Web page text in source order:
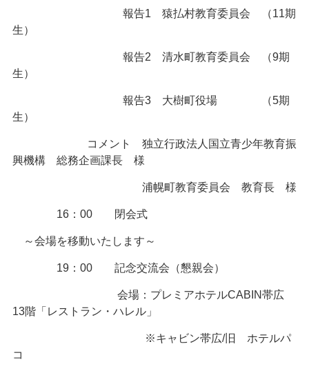
報告1 猿払村教育委員会 （11期
生）
報告2 清水町教育委員会 （9期
生）
報告3 大樹町役場 （5期
生）
コメント 独立行政法人国立青少年教育振
興機構 総務企画課長 様
浦幌町教育委員会 教育長 様
16：00 閉会式
～会場を移動いたします～
19：00 記念交流会（懇親会）
会場：プレミアホテルCABIN帯広
13階「レストラン・ハレル」
※キャビン帯広/旧 ホテルパ
コ